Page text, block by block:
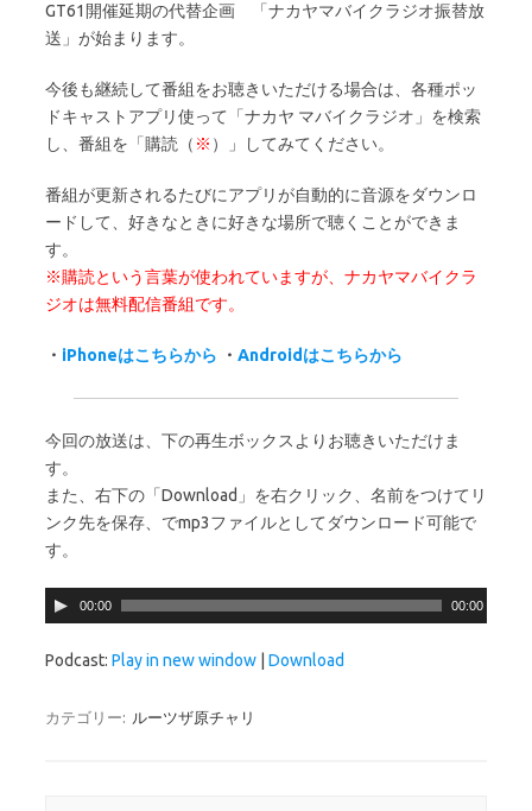
GT61開催延期の代替企画 「ナカヤマバイクラジオ振替放
送」が始まります。
今後も継続して番組をお聴きいただける場合は、各種ポッ
ドキャストアプリ使って「ナカヤ マバイクラジオ」を検索
し、番組を「購読（ ※ ）」してみてください。
番組が更新されるたびにアプリが自動的に音源をダウンロ
ードして、好きなときに好きな場所で聴くことができま
す。
※購読という言葉が使われていますが、ナカヤマバイクラ
ジオは無料配信番組です。
・ iPhoneはこちらから ・ Androidはこちらから
今回の放送は、下の再生ボックスよりお聴きいただけま
す。
また、右下の「Download」を右クリック、名前をつけてリ
ンク先を保存、でmp3ファイルとしてダウンロード可能で
す。
音
声
プ
ー
00:00 00:00
Podcast: Play in new window Download
カテゴリー: ルーツザ原チャリ